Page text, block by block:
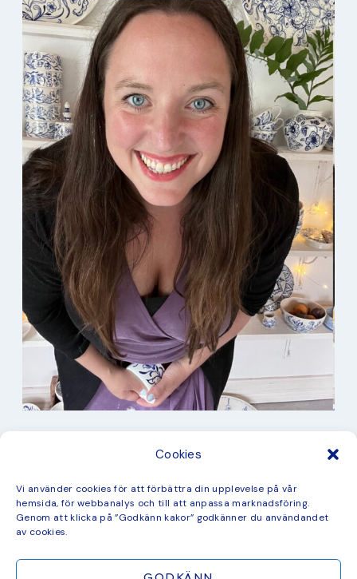
Cookies
Vi använder cookies för att förbättra din upplevelse på vår
hemsida, för webbanalys och till att anpassa marknadsföring.
Genom att klicka på ”Godkänn kakor” godkänner du användandet
av cookies.
Kurser
Måleri
mina favorit recept
Mönster